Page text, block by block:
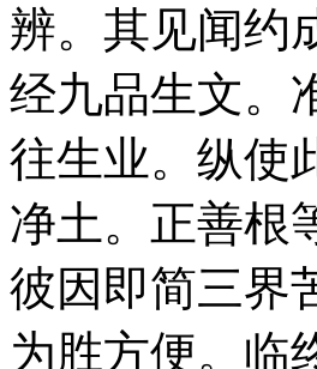
辨。其见闻约
经九品生文。
往生业。纵使
净土。正善根
彼因即简三界
为胜方便。临